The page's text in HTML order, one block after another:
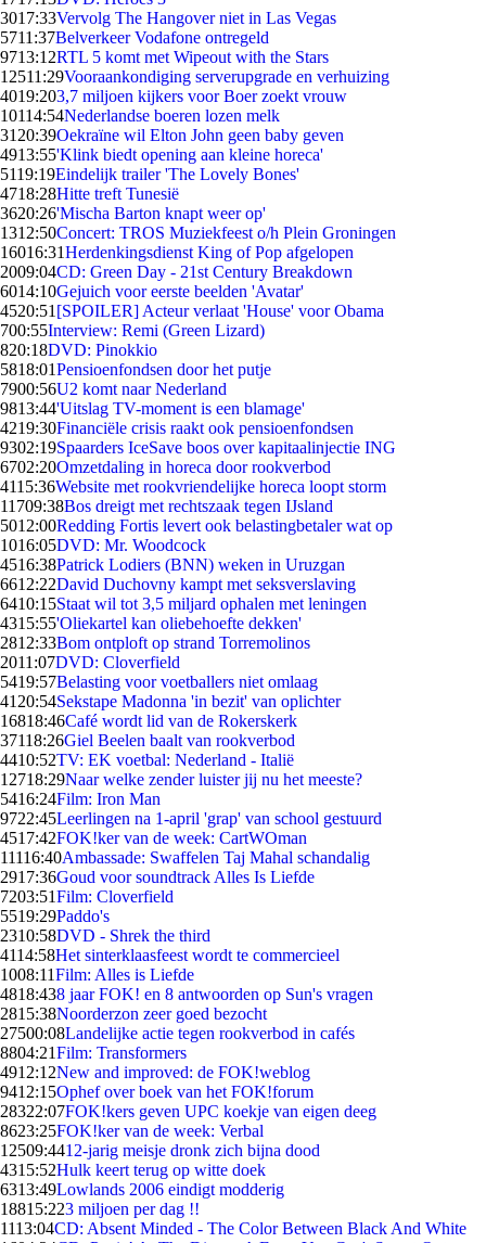
3017:33Vervolg The Hangover niet in Las Vegas
5711:37Belverkeer Vodafone ontregeld
9713:12RTL 5 komt met Wipeout with the Stars
12511:29Vooraankondiging serverupgrade en verhuizing
4019:203,7 miljoen kijkers voor Boer zoekt vrouw
10114:54Nederlandse boeren lozen melk
31 20:39Oekraïne wil Elton John geen baby geven
4913:55'Klink biedt opening aan kleine horeca'
5119:19Eindelijk trailer 'The Lovely Bones'
4718:28Hitte treft Tunesië
3620:26'Mischa Barton knapt weer op'
1312:50Concert: TROS Muziekfeest o/h Plein Groningen
16016:31Herdenkingsdienst King of Pop afgelopen
2009:04CD: Green Day - 21st Century Breakdown
6014:10Gejuich voor eerste beelden 'Avatar'
4520:51 [SPOILER] Acteur verlaat 'House' voor Obama
700:55Interview: Remi (Green Lizard)
820:18DVD: Pinokkio
5818:01Pensioenfondsen door het putje
7900:56U2 komt naar Nederland
9813:44'Uitslag TV-moment is een blamage'
4219:30Financiële crisis raakt ook pensioenfondsen
9302:19Spaarders IceSave boos over kapitaalinjectie ING
6702:20Omzetdaling in horeca door rookverbod
4115:36Website met rookvriendelijke horeca loopt storm
11709:38Bos dreigt met rechtszaak tegen IJsland
5012:00Redding Fortis levert ook belastingbetaler wat op
1016:05DVD: Mr. Woodcock
4516:38Patrick Lodiers (BNN) weken in Uruzgan
6612:22David Duchovny kampt met seksverslaving
6410:15Staat wil tot 3,5 miljard ophalen met leningen
4315:55'Oliekartel kan oliebehoefte dekken'
2812:33Bom ontploft op strand Torremolinos
2011:07DVD: Cloverfield
5419:57Belasting voor voetballers niet omlaag
41 20:54Sekstape Madonna 'in bezit' van oplichter
16818:46Café wordt lid van de Rokerskerk
37118:26Giel Beelen baalt van rookverbod
4410:52TV: EK voetbal: Nederland - Italië
12718:29Naar welke zender luister jij nu het meeste?
5416:24Film: Iron Man
9722:45Leerlingen na 1-april 'grap' van school gestuurd
4517:42FOK!ker van de week: CartWOman
11116:40Ambassade: Swaffelen Taj Mahal schandalig
2917:36Goud voor soundtrack Alles Is Liefde
7203:51Film: Cloverfield
5519:29Paddo's
2310:58DVD - Shrek the third
4114:58Het sinterklaasfeest wordt te commercieel
1008:11Film: Alles is Liefde
4818:438 jaar FOK! en 8 antwoorden op Sun's vragen
2815:38Noorderzon zeer goed bezocht
27500:08Landelijke actie tegen rookverbod in cafés
8804:21Film: Transformers
4912:12New and improved: de FOK!weblog
9412:15Ophef over boek van het FOK!forum
28322:07FOK!kers geven UPC koekje van eigen deeg
8623:25FOK!ker van de week: Verbal
12509:4412-jarig meisje dronk zich bijna dood
4315:52Hulk keert terug op witte doek
6313:49Lowlands 2006 eindigt modderig
18815:223 miljoen per dag !!
1113:04CD: Absent Minded - The Color Between Black And White